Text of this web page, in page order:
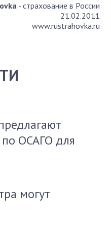
- страхование в России
21.02.2011
www.rustrahovka.ru
ОСАГО для
могут